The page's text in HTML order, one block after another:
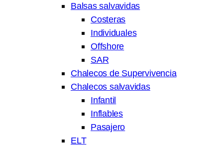
Balsas salvavidas
Costeras
Individuales
Offshore
SAR
Chalecos de Supervivencia
Chalecos salvavidas
Infantil
Inflables
Pasajero
ELT